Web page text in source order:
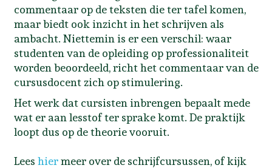
commentaar op de teksten die ter tafel komen,
maar biedt ook inzicht in het schrijven als
ambacht. Niettemin is er een verschil: waar
studenten van de opleiding op professionaliteit
worden beoordeeld, richt het commentaar van de
cursusdocent zich op stimulering.
Het werk dat cursisten inbrengen bepaalt mede
wat er aan lesstof ter sprake komt. De praktijk
loopt dus op de theorie vooruit.
Lees hiermeer over de schrijfcursussen, of kijk